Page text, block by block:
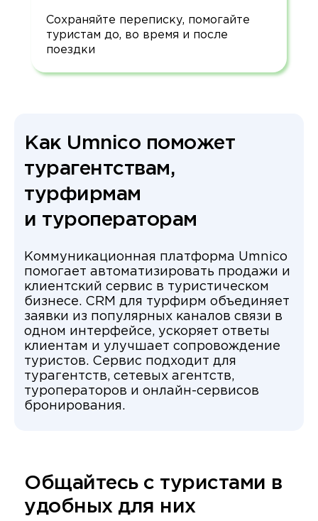
Сохраняйте переписку, помогайте
туристам до, во время и после
поездки
Как Umnico поможет
турагентствам,
турфирмам
и туроператорам
Коммуникационная платформа Umnico
помогает автоматизировать продажи и
клиентский сервис в туристическом
бизнесе. CRM для турфирм объединяет
заявки из популярных каналов связи в
одном интерфейсе, ускоряет ответы
клиентам и улучшает сопровождение
туристов. Сервис подходит для
турагентств, сетевых агентств,
туроператоров и онлайн-сервисов
бронирования.
Общайтесь с туристами в
удобных для них